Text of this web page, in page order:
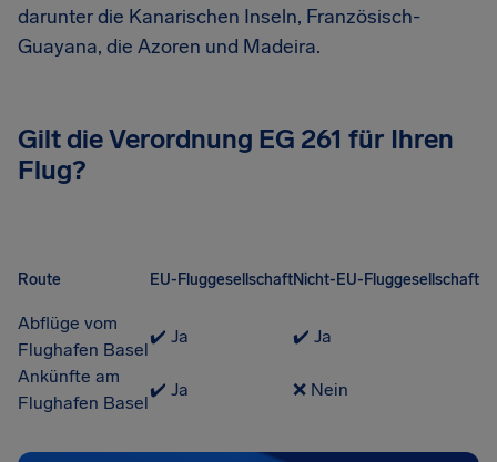
darunter die Kanarischen Inseln, Französisch-
Guayana, die Azoren und Madeira.
Gilt die Verordnung EG 261 für Ihren
Flug?
Route EU-FluggesellschaftNicht-EU-Fluggesellschaft
Abflüge vom
Flughafen Basel
✔️ Ja
✔️ Ja
Ankünfte am
Flughafen Basel
✔️ Ja ❌ Nein